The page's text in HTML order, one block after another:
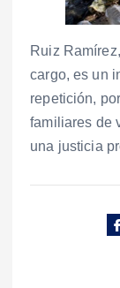
Ruiz
cargo, es un
repetición,
familiares de
una justicia